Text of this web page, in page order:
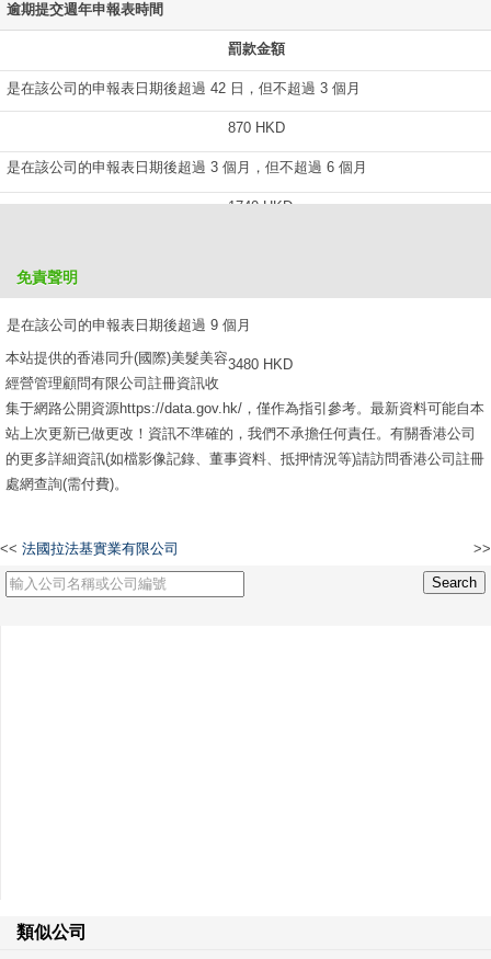
逾期提交週年申報表時間
罰款金額
是在該公司的申報表日期後超過 42 日，但不超過 3 個月
870 HKD
是在該公司的申報表日期後超過 3 個月，但不超過 6 個月
1740 HKD
是在該公司的申報表日期後超過 9 個月
3480 HKD
免責聲明
本站提供的香港同升(國際)美髮美容
經營管理顧問有限公司註冊資訊收
集于網路公開資源https://data.gov.hk/，僅作為指引參考。最新資料可能自本
站上次更新已做更改！資訊不準確的，我們不承擔任何責任。有關香港公司
的更多詳細資訊(如檔影像記錄、董事資料、抵押情況等)請訪問香港公司註冊
處網查詢(需付費)。
<< 法國拉法基實業有限公司 >>
類似公司